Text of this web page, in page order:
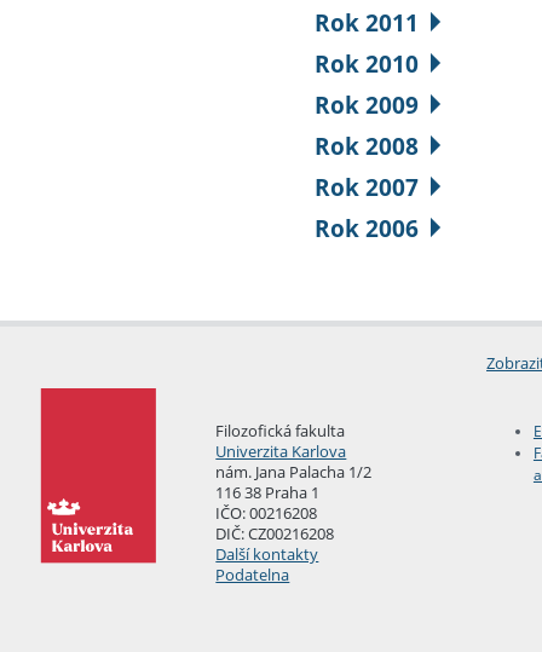
Rok 2011
Rok 2010
Rok 2009
Rok 2008
Rok 2007
Rok 2006
Filozofická fakulta
Univerzita Karlova
nám. Jana Palacha 1/2
116 38 Praha 1
IČO: 00216208
DIČ: CZ00216208
Další kontakty
Podatelna